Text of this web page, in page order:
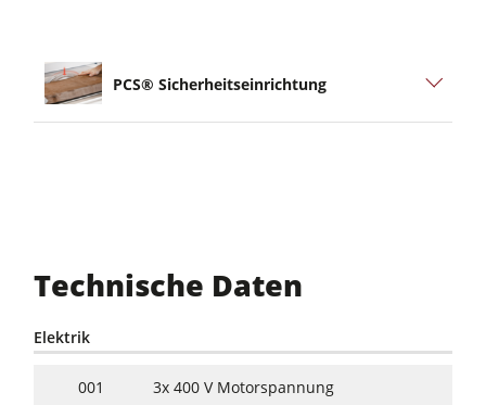
PCS® Sicherheitseinrichtung
Technische Daten
Elektrik
001 3x 400 V Motorspannung